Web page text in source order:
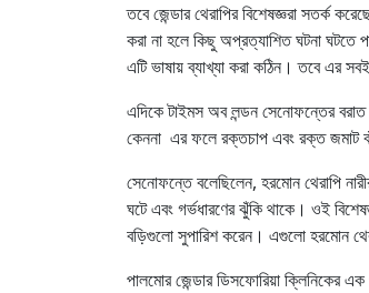
তবে জেন্ডার থেরাপির বিশেষজ্ঞরা সতর্ক
করা না হলে কিছু অপ্রত্যাশিত ঘটনা ঘটতে
এটি ভাষায় ব্যাখ্যা করা কঠিন। তবে এর
এদিকে টাইমস অব লন্ডন সেনোফন্তের বরাত
কেননা এর ফলে রক্তচাপ এবং রক্ত জমাট
সেনোফন্তে বলেছিলেন, হরমোন থেরাপি
ঘটে এবং গর্ভধারণের ঝুঁকি থাকে। ওই
বড়িগুলো সুপারিশ করেন। এগুলো হরমোন
পালমোর জেন্ডার ডিসফোরিয়া ক্লিনিকের